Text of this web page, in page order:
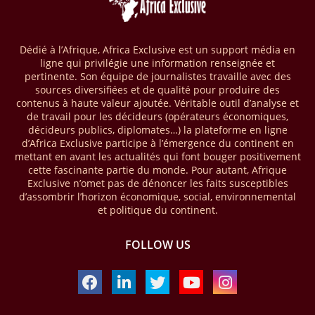
2025, en hausse d'environ 27 % par rapport à 2024. Le rapport intitulé
« The State of the Industry Report on Mobile Money 2026 » précise
mobile money réalisées à l’échelle mondiale, qui s’est établie à 2091
milliards USD (+23 % par rapport à 2024). L’Afrique a également
enregistré environ 74 % du nombre de transactions de Mobile money
répertoriées l’an passé dans le monde, avec environ 92 milliards de
transactions (+16 % par rapport à 2024) sur un total de 125 milliards
dans le monde.
28/03/26 AFRIQUE - ECONOMIE CREATIVE
Une rapport publié dernièrement par le Boston Consulting Group, et
intitulé « Africa Unleashed: Empowering Women in Creative Industries
», dresse un état des lieux saisissant de l'économie créative africaine
à la fois dynamique et structurellement négligé. Ce secteur,
les contenus numériques, représente aujourd'hui environ 59 milliards
représente moins de 3 % d'un marché mondial évalué à près de 2000
milliards USD. L'écart est vertigineux, mais il constitue aussi, selon le
Dédié à l’Afrique, Africa Exclusive est un support média en
ligne qui privilégie une information renseignée et
pertinente. Son équipe de journalistes travaille avec des
sources diversifiées et de qualité pour produire des
contenus à haute valeur ajoutée. Véritable outil d’analyse et
de travail pour les décideurs (opérateurs économiques,
décideurs publics, diplomates…) la plateforme en ligne
d’Africa Exclusive participe à l’émergence du continent en
mettant en avant les actualités qui font bouger positivement
cette fascinante partie du monde. Pour autant, Afrique
Exclusive n’omet pas de dénoncer les faits susceptibles
d’assombrir l’horizon économique, social, environnemental
et politique du continent.
FOLLOW US